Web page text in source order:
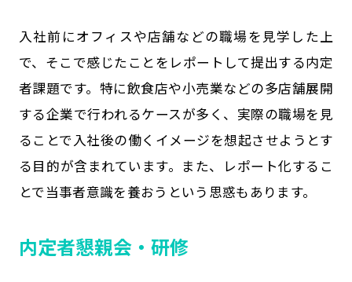
入社前にオフィスや店舗などの職場を見学した上
で、そこで感じたことをレポートして提出する内定
者課題です。特に飲食店や小売業などの多店舗展開
する企業で行われるケースが多く、実際の職場を見
ることで入社後の働くイメージを想起させようとす
る目的が含まれています。また、レポート化するこ
とで当事者意識を養おうという思惑もあります。
内定者懇親会・研修